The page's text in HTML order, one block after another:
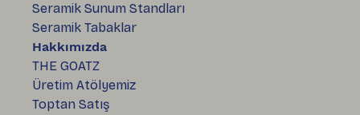
Seramik Sunum Standları
Seramik Tabaklar
Hakkımızda
THE GOATZ
Üretim Atölyemiz
Toptan Satış